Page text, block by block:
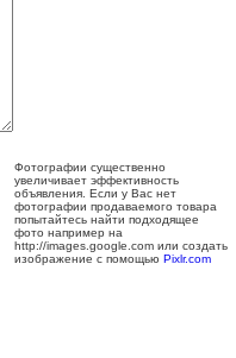
Фотографии существенно
увеличивает эффективность
объявления. Если у Вас нет
фотографии продаваемого товара
попытайтесь найти подходящее
фото например на
http://images.google.com или создать
изображение с помощью Pixlr.com